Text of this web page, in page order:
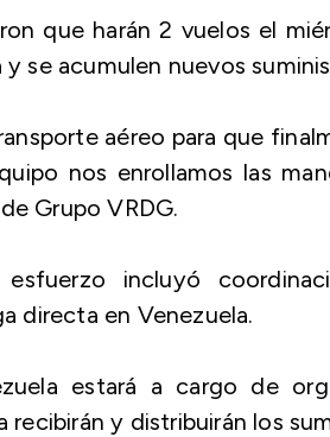
que harán 2 vuelos el
se acumulen nuevos
aéreo para que
nos enrollamos las
Grupo VRDG.
incluyó
directa en Venezuela.
estará a cargo de
recibirán y distribuirán los